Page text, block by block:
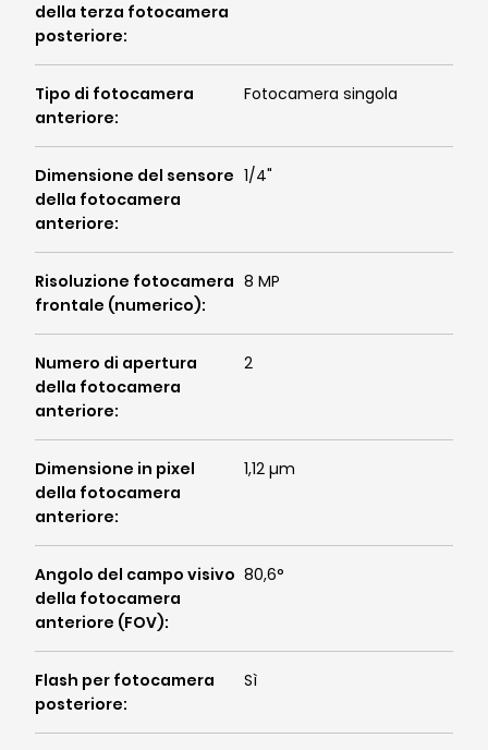
della terza fotocamera
posteriore:
Tipo di fotocamera
anteriore:
Fotocamera singola
Dimensione del sensore
della fotocamera
anteriore:
1/4"
Risoluzione fotocamera
frontale (numerico):
8 MP
Numero di apertura
della fotocamera
anteriore:
2
Dimensione in pixel
della fotocamera
anteriore:
1,12 µm
Angolo del campo visivo
della fotocamera
anteriore (FOV):
80,6°
Flash per fotocamera
posteriore:
Sì